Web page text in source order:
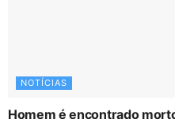
NOTÍCIAS
Homem é encontrado